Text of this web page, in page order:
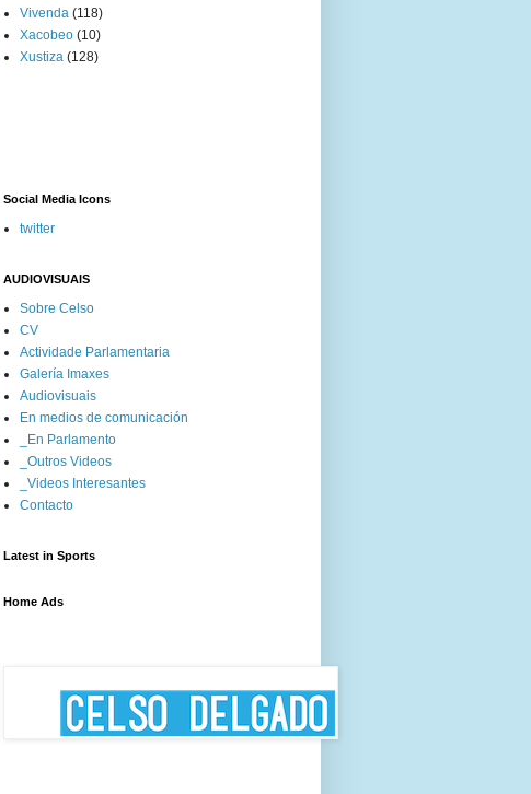
Vivenda (118)
Xacobeo (10)
Xustiza (128)
Social Media Icons
twitter
AUDIOVISUAIS
Sobre Celso
CV
Actividade Parlamentaria
Galería Imaxes
Audiovisuais
En medios de comunicación
_En Parlamento
_Outros Videos
_Videos Interesantes
Contacto
Latest in Sports
Home Ads